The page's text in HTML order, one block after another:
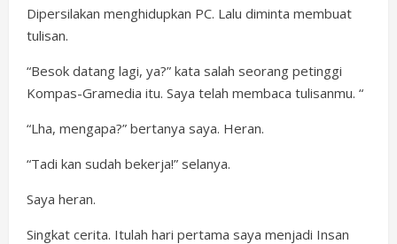
Dipersilakan menghidupkan PC. Lalu diminta membuat
tulisan.
“Besok datang lagi, ya?” kata salah seorang petinggi
Kompas-Gramedia itu. Saya telah membaca tulisanmu. “
“Lha, mengapa?” bertanya saya. Heran.
“Tadi kan sudah bekerja!” selanya.
Saya heran.
Singkat cerita. Itulah hari pertama saya menjadi Insan